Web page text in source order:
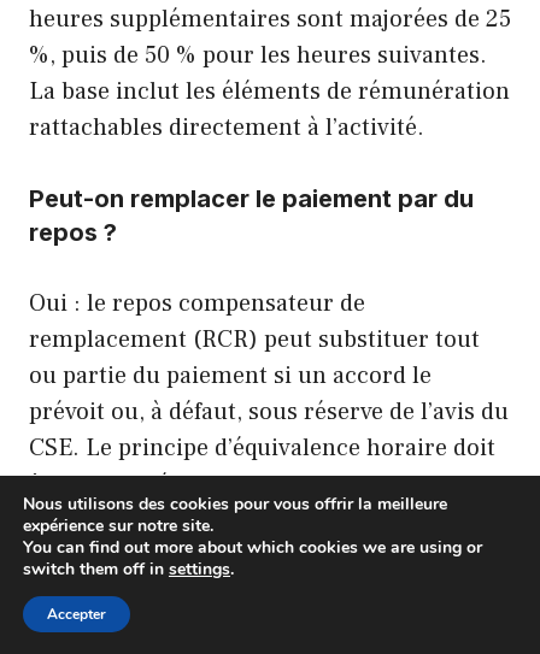
heures supplémentaires sont majorées de 25
%, puis de 50 % pour les heures suivantes.
La base inclut les éléments de rémunération
rattachables directement à l’activité.
Peut-on remplacer le paiement par du
repos ?
Oui : le repos compensateur de
remplacement (RCR) peut substituer tout
ou partie du paiement si un accord le
prévoit ou, à défaut, sous réserve de l’avis du
CSE. Le principe d’équivalence horaire doit
être respecté.
Quelle est la différence entre heure
complémentaire et heure
supplémentaire ?
Nous utilisons des cookies pour vous offrir la meilleure
expérience sur notre site.
You can find out more about which cookies we are using or
switch them off in settings.
Accepter